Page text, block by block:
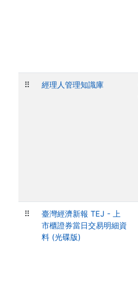
⠿ 經理人管理知識庫
⠿
臺灣經濟新報 TEJ - 上
市櫃證券當日交易明細資
料 (光碟版)